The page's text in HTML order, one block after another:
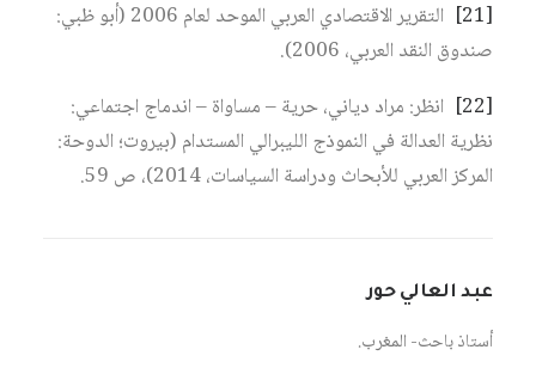
[21]
التقرير الاقتصادي العربي الموحد لعام 2006 (أبو ظبي:
صندوق النقد العربي، 2006).
[22]
انظر: مراد دياني، حرية – مساواة – اندماج اجتماعي:
نظرية العدالة في النموذج الليبرالي المستدام (بيروت؛ الدوحة:
المركز العربي للأبحاث ودراسة السياسات، 2014)، ص 59.
عبد العالي حور
أستاذ باحث- المغرب.